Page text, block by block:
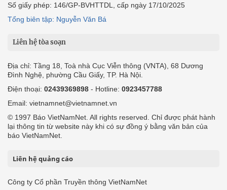
Số giấy phép: 146/GP-BVHTTDL, cấp ngày 17/10/2025
Tổng biên tập: Nguyễn Văn Bá
Liên hệ tòa soạn
Địa chỉ: Tầng 18, Toà nhà Cục Viễn thông (VNTA), 68 Dương
Đình Nghệ, phường Cầu Giấy, TP. Hà Nội.
Điện thoại: 02439369898 - Hotline: 0923457788
Email: vietnamnet@vietnamnet.vn
© 1997 Báo VietNamNet. All rights reserved. Chỉ được phát hành
lại thông tin từ website này khi có sự đồng ý bằng văn bản của
báo VietNamNet.
Liên hệ quảng cáo
Công ty Cổ phần Truyền thông VietNamNet